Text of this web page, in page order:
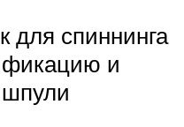
для спиннинга
и